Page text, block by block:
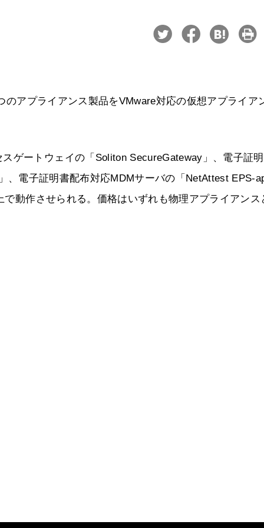
アプライアンス製品をVMware対応の仮想アプライア
ゲートウェイの「Soliton SecureGateway」、電子証
、電子証明書配布対応MDMサーバの「NetAttest EPS-
動作させられる。価格はいずれも物理アプライアンス